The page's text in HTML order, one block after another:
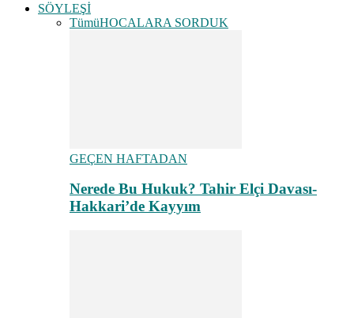
SÖYLEŞİ
TümüHOCALARA SORDUK
GEÇEN HAFTADAN
Nerede Bu Hukuk? Tahir Elçi Davası-
Hakkari’de Kayyım